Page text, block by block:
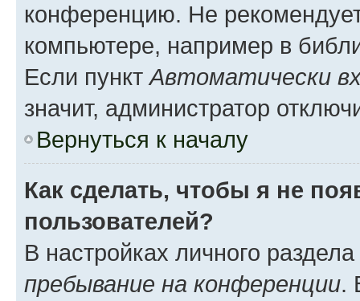
конференцию. Не
компьютере, например в
Если пунктАвтоматически
значит, администратор
Вернуться к началу
Как сделать, чтобы я не
пользователей?
В настройках личного
пребывание на конференции.